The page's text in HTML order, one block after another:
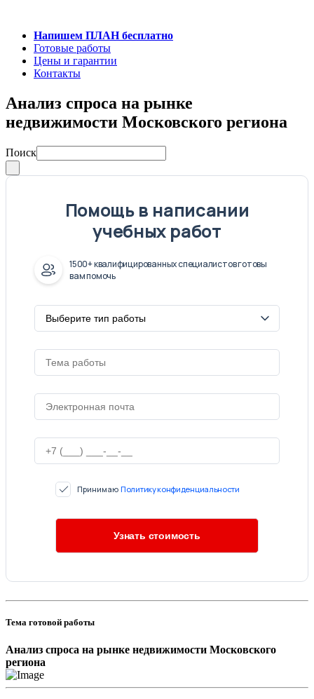
Напишем ПЛАН бесплатно
Готовые работы
Цены и гарантии
Контакты
Анализ спроса на рынке
недвижимости Московского региона
Поиск
Помощь в написании
учебных работ
1500+ квалифицированных специалистов готовы
вам помочь
Принимаю Политику конфиденциальности
Тема готовой работы
Анализ спроса на рынке недвижимости Московского
региона